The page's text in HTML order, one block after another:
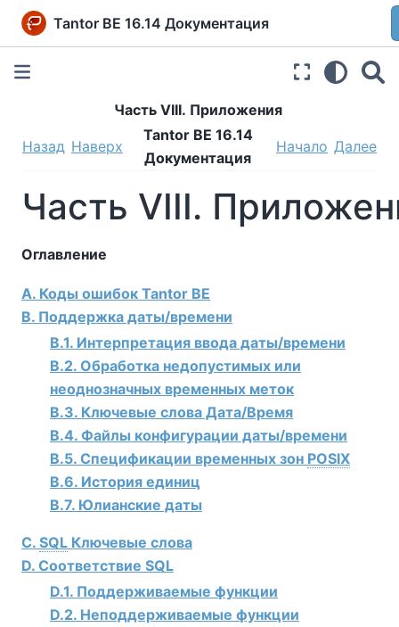
Tantor BE 16.14 Документация
Часть VIII. Приложения
Назад Наверх
Tantor BE 16.14
Документация
Начало Далее
Часть VIII.
Оглавление
A. Коды ошибок Tantor BE
B. Поддержка даты/времени
B.1. Интерпретация ввода даты/времени
B.2. Обработка недопустимых или
неоднозначных временных меток
B.3. Ключевые слова Дата/Время
B.4. Файлы конфигурации даты/времени
B.5. Спецификации временных зон POSIX
B.6. История единиц
B.7. Юлианские даты
C. SQL Ключевые слова
D. Соответствие SQL
D.1. Поддерживаемые функции
D.2. Неподдерживаемые функции